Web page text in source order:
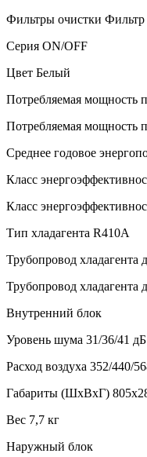
Фильтры очистки Фильтр
Серия ON/OFF
Цвет Белый
Потребляемая мощность
Потребляемая мощность
Среднее годовое
Класс
Класс
Тип хладагента R410A
Трубопровод хладагента
Трубопровод хладагента
Внутренний блок
Уровень шума 31/36/41 дБ
Расход воздуха 352/440/
Габариты (ШхВхГ)
Вес 7,7 кг
Наружный блок